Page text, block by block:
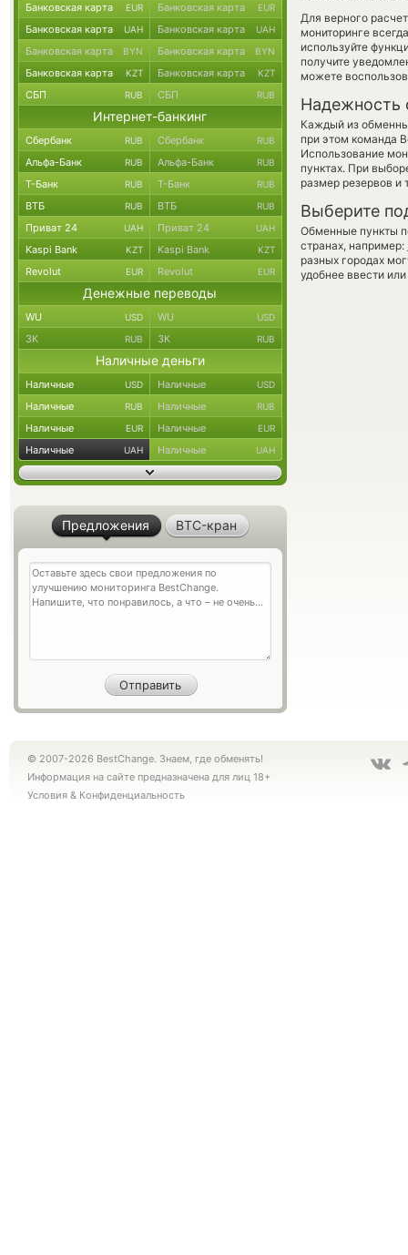
Для верного
мониторинге
используйте
получите
можете
Надежность
Каждый из
при этом команда
Использование
пунктах. При
размер резервов и
Выберите
Обменные пункты
странах, например:
разных городах
удобнее ввести
Банковская карта EUR Банковская карта EUR
Банковская карта UAH Банковская карта UAH
Банковская карта BYN Банковская карта BYN
Банковская карта KZT Банковская карта KZT
СБП RUB СБП RUB
Интернет-банкинг
Сбербанк RUB Сбербанк RUB
Альфа-Банк RUB Альфа-Банк RUB
Т-Банк RUB Т-Банк RUB
ВТБ RUB ВТБ RUB
Приват 24 UAH Приват 24 UAH
Kaspi Bank KZT Kaspi Bank KZT
Revolut EUR Revolut EUR
Денежные переводы
WU USD WU USD
ЗК RUB ЗК RUB
Наличные деньги
Наличные USD Наличные USD
Наличные RUB Наличные RUB
Наличные EUR Наличные EUR
Наличные UAH Наличные UAH
Предложения BTC-кран
© 2007-2026 BestChange. Знаем, где обменять!
Информация на сайте предназначена для лиц 18+
Условия & Конфиденциальность